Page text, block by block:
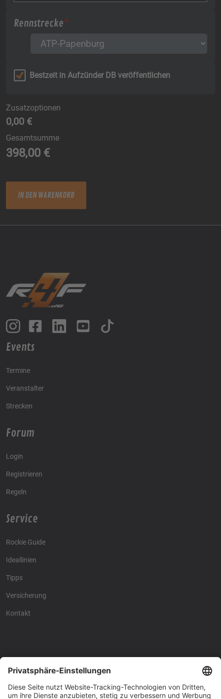
*
Rennstrecke
Bestzeit in Aufzünder DB veröffentlichen
Zusatzoptionen
0,00 €
Gesamtsumme
398,00 €
IN DEN WARENKORB
Events
Termine
Veranstalter
Strecken
Forum
Login
Registrieren
Regeln
Service
Rockie Guide
Ideallinien
Tipps
Versicherung
Kontakt